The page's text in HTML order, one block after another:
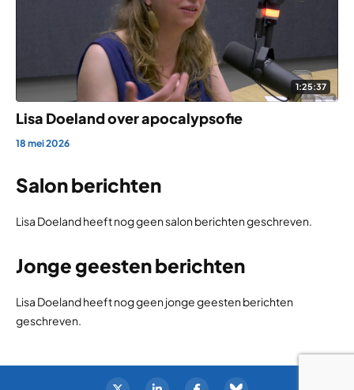
1:25:37
Lisa Doeland over apocalypsofie
18 mei 2026
Salon berichten
Lisa Doeland heeft nog geen salon berichten geschreven.
Jonge geesten berichten
Lisa Doeland heeft nog geen jonge geesten berichten
geschreven.